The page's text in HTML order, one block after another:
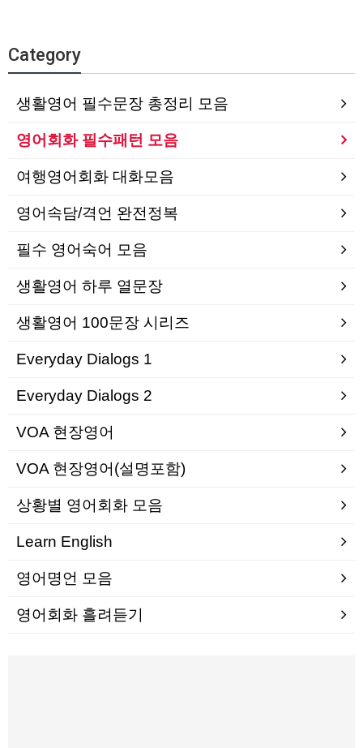
Category
생활영어 필수문장 총정리 모음
영어회화 필수패턴 모음
여행영어회화 대화모음
영어속담/격언 완전정복
필수 영어숙어 모음
생활영어 하루 열문장
생활영어 100문장 시리즈
Everyday Dialogs 1
Everyday Dialogs 2
VOA 현장영어
VOA 현장영어(설명포함)
상황별 영어회화 모음
Learn English
영어명언 모음
영어회화 흘려듣기